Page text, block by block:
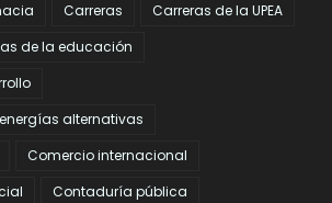
Carreras
Carreras de la UPEA
de la educación
alternativas
Comercio internacional
Contaduría pública